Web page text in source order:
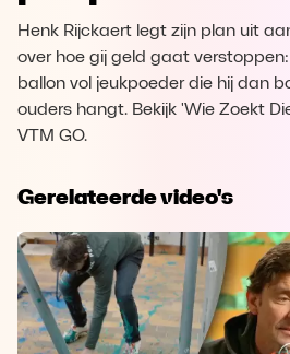
Henk Rijckaert legt zijn plan uit
over hoe gij geld gaat
ballon vol jeukpoeder die hij dan
ouders hangt. Bekijk 'Wie Zoekt
VTM GO.
Gerelateerde video's